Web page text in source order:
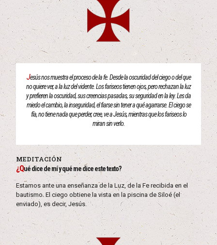
Jesús nos muestra el proceso de la fe. Desde la oscuridad del ciego o del que
no quiere ver, a la luz del vidente. Los fariseos tienen ojos, pero rechazan la luz
y prefieren la oscuridad, sus creencias pasadas, su seguridad en la ley. Les da
miedo el cambio, la inseguridad, el fiarse sin tener a qué agarrarse. El ciego se
fía, no tiene nada que perder, cree, ve a Jesús, mientras que los fariseos lo
miran sin verlo.
MEDITACIÓN
¿Qué dice de mí y qué me dice este texto?
Estamos ante una enseñanza de la Luz, de la Fe recibida en el
bautismo. El ciego obtiene la vista en la piscina de Siloé (el
enviado), es decir, Jesús.